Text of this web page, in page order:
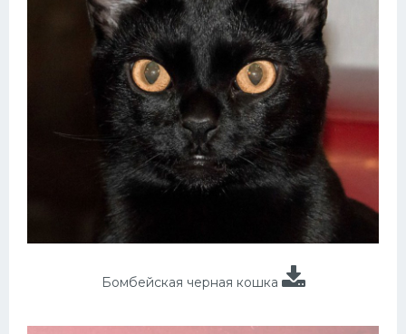
Бомбейская черная кошка